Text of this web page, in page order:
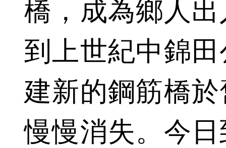
橋，成為鄉人
到上世紀中錦
建新的鋼筋橋
慢慢消失。今